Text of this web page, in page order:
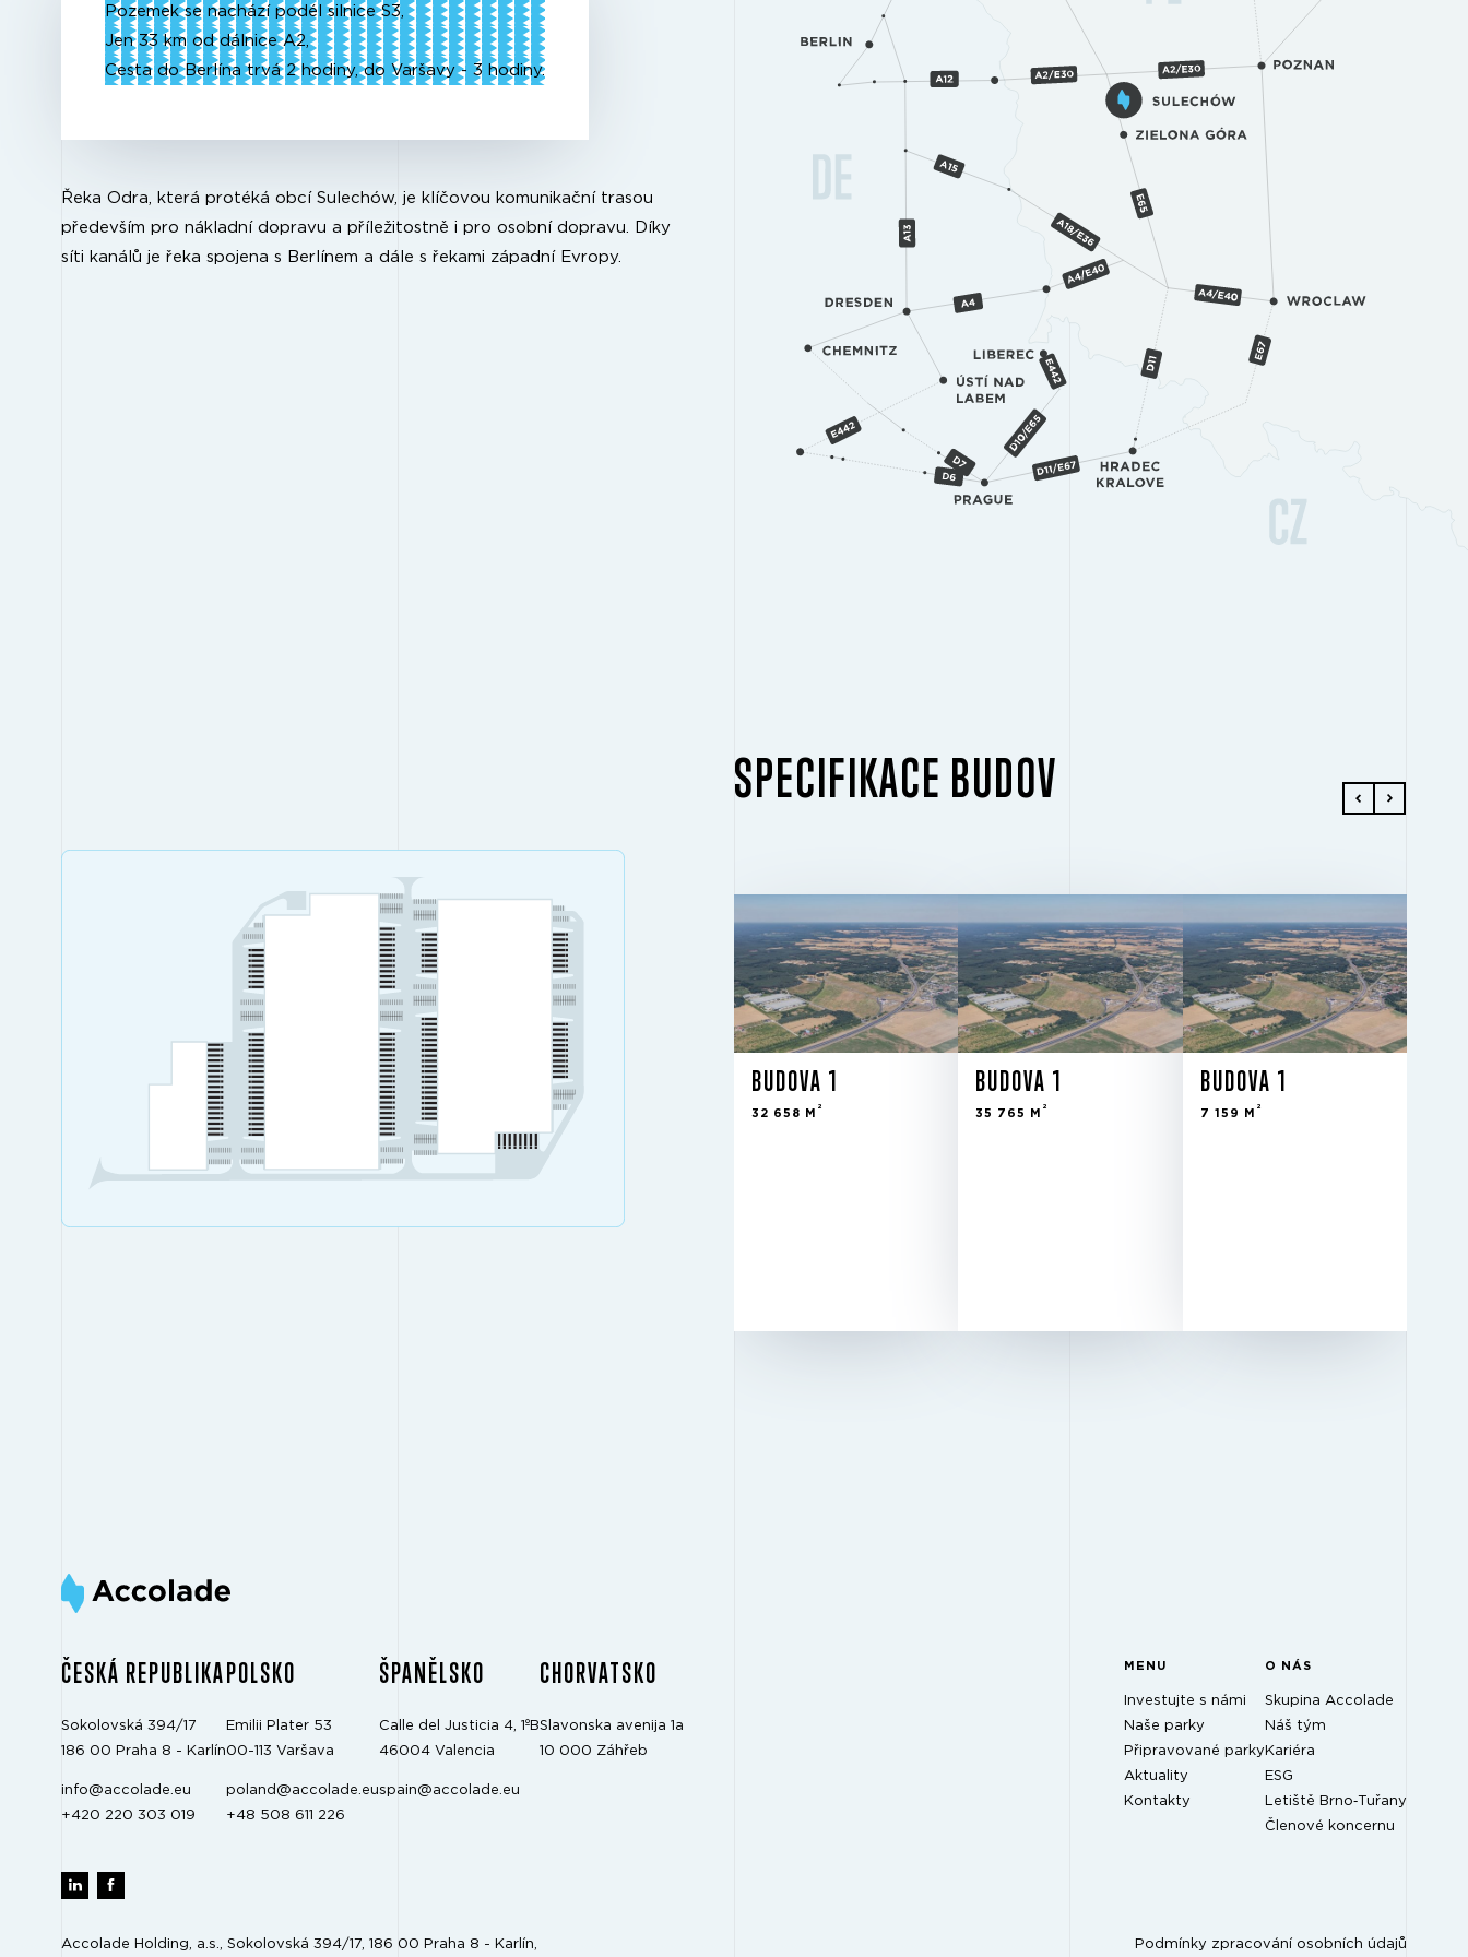
Pozemek se nachází podél silnice S3,
Jen 33 km od dálnice A2,
Cesta do Berlína trvá 2 hodiny, do Varšavy - 3 hodiny.
Řeka Odra, která protéká obcí Sulechów, je klíčovou komunikační trasou
především pro nákladní dopravu a příležitostně i pro osobní dopravu. Díky
síti kanálů je řeka spojena s Berlínem a dále s řekami západní Evropy.
SPECIFIKACE BUDOV
BUDOVA 1
32 658 M 2
BUDOVA 1
32 658 M
2
BUDOVA 1
35 765 M 2
BUDOVA 1
35 765 M
2
BUDOVA 1
7 159 M 2
BUDOVA 1
7 159 M
2
ČESKÁ REPUBLIKA
Sokolovská 394/17
186 00 Praha 8 - Karlín
info@accolade.eu
+420 220 303 019
POLSKO
Emilii Plater 53
00-113 Varšava
poland@accolade.eu
+48 508 611 226
ŠPANĚLSKO
Calle del Justicia 4, 1ºB
46004 Valencia
spain@accolade.eu
CHORVATSKO
Slavonska avenija 1a
10 000 Záhřeb
MENU
Investujte s námi
Naše parky
Připravované parky
Aktuality
Kontakty
O NÁS
Skupina Accolade
Náš tým
Kariéra
ESG
Letiště Brno‑Tuřany
Členové koncernu
Accolade Holding, a.s., Sokolovská 394/17, 186 00 Praha 8 - Karlín, Podmínky zpracování osobních údajů